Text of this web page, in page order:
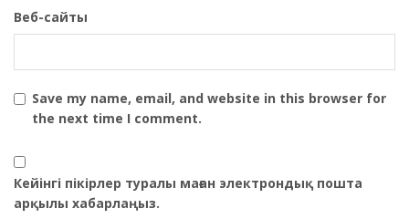
Веб-сайты
Save my name, email, and website in this browser for
the next time I comment.
Кейінгі пікірлер туралы маған электрондық пошта
арқылы хабарлаңыз.